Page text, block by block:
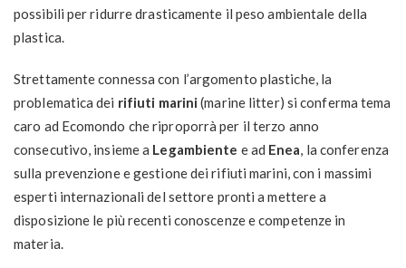
possibili per ridurre drasticamente il peso ambientale della
plastica.
Strettamente connessa con l’argomento plastiche, la
problematica dei rifiuti marini (marine litter) si conferma tema
caro ad Ecomondo che riproporrà per il terzo anno
consecutivo, insieme a Legambiente e ad Enea, la conferenza
sulla prevenzione e gestione dei rifiuti marini, con i massimi
esperti internazionali del settore pronti a mettere a
disposizione le più recenti conoscenze e competenze in
materia.